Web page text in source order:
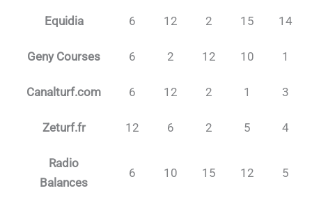
Equidia 6 12 2 15 14
Geny Courses 6 2 12 10 1
Canalturf.com 6 12 2 1 3
Zeturf.fr 12 6 2 5 4
Radio
Balances
6 10 15 12 5